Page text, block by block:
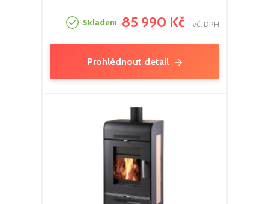
Skladem 85 990 Kč vč. DPH
Prohlédnout detail